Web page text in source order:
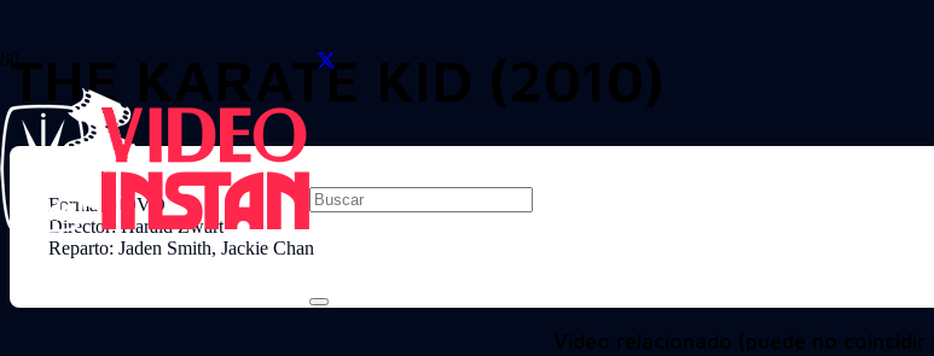
THE KARATE KID (2010)
Formato: DVD
Director: Harald Zwart
Reparto: Jaden Smith, Jackie Chan
Video relacionado (puede no